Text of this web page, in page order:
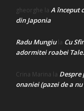
gheorghe la A început
din Japonia
Radu Mungiula Cu
adormitei roabei
Crina Marina la
onaniei (pazei de a